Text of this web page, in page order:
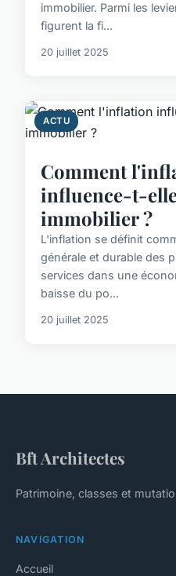
immobilier. Parmi les
figurent la fi...
20 juillet 2025
ACTU
Comment
influence-t-
immobilier ?
L'inflation se définit
générale et durable des
services dans une
baisse du po...
20 juillet 2025
Bft Architectes
Patrimoine, classes et
NAVIGATION
Accueil